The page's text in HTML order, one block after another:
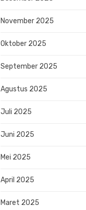
November 2025
Oktober 2025
September 2025
Agustus 2025
Juli 2025
Juni 2025
Mei 2025
April 2025
Maret 2025